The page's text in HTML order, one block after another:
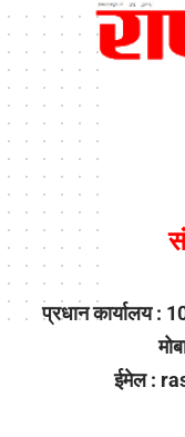
प्रधान कार्यालय :
ईमेल :